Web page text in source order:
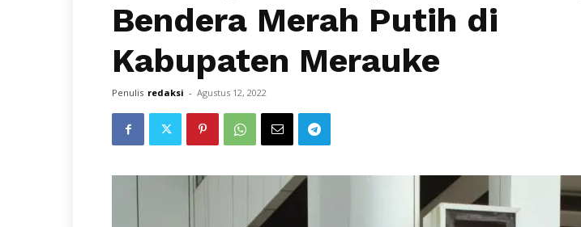
Bendera Merah Putih di
Kabupaten Merauke
Penulis redaksi - Agustus 12, 2022